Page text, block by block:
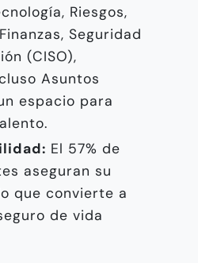
Riesgos,
Seguridad
(CISO),
Asuntos
espacio para
El 57% de
aseguran su
que convierte a
de vida